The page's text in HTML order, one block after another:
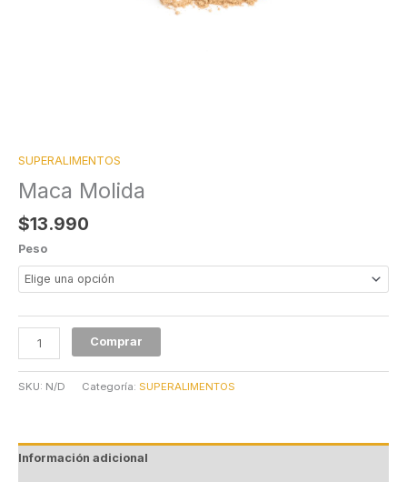
SUPERALIMENTOS
Maca Molida
$13.990
Peso
Comprar
SKU: N/D Categoría: SUPERALIMENTOS
Información adicional